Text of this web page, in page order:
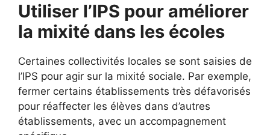
Utiliser l’IPS pour améliorer
la mixité dans les écoles
Certaines collectivités locales se sont saisies de
l’IPS pour agir sur la mixité sociale. Par exemple,
fermer certains établissements très défavorisés
pour réaffecter les élèves dans d’autres
établissements, avec un accompagnement